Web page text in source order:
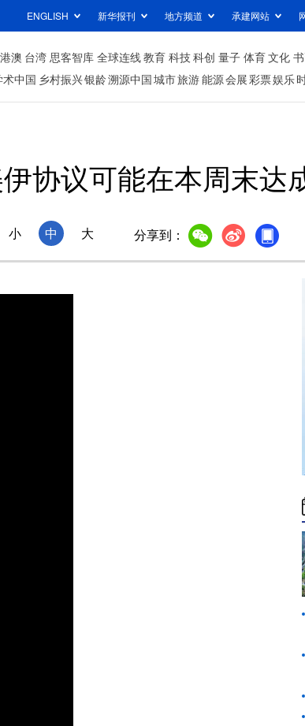
ENGLISH 新华报刊 地方频道 承建网站
港澳 台湾 思客智库 全球连线教育 科技科创 量子 体育文化
术中国 乡村振兴银龄溯源中国城市旅游能源会展彩票娱乐
协议可能在本周末达
小 中 大 分享到：